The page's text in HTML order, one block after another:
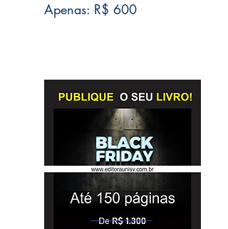
Apenas: R$ 600